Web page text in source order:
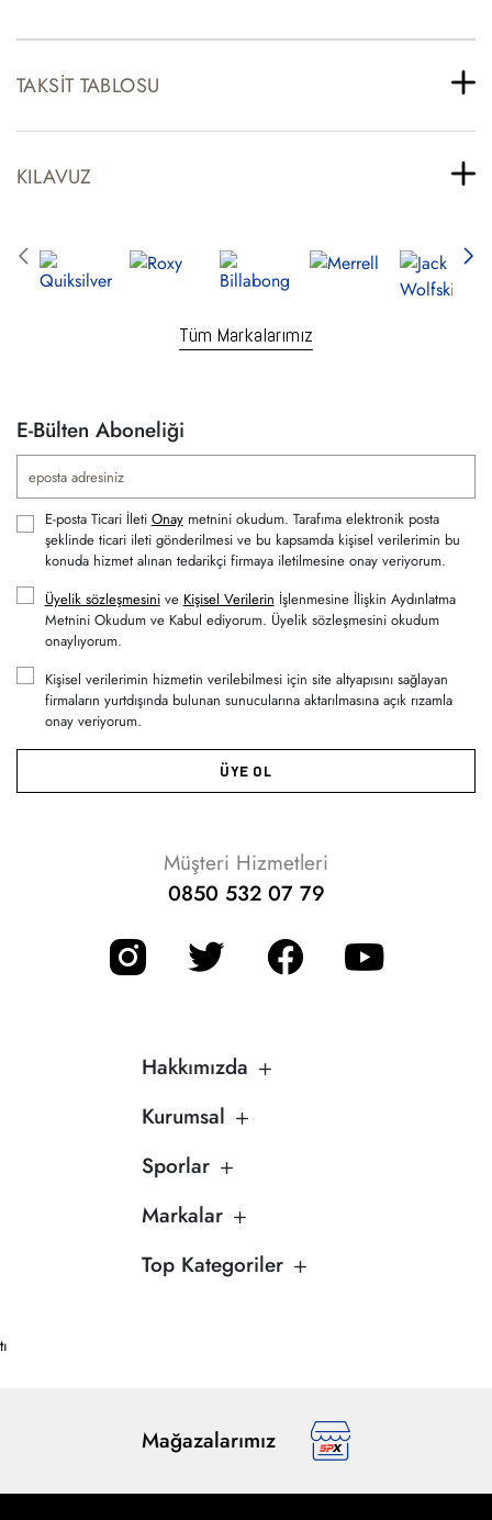
TAKSIT TABLOSU
KILAVUZ
Tüm Markalarımız
E-Bülten Aboneliği
E-posta Ticari İleti Onaymetnini okudum. Tarafıma elektronik posta
şeklinde ticari ileti gönderilmesi ve bu kapsamda kişisel verilerimin bu
konuda hizmet alınan tedarikçi firmaya iletilmesine onay veriyorum.
Üyelik sözleşmesinive Kişisel Verilerin İşlenmesine İlişkin Aydınlatma
Metnini Okudum ve Kabul ediyorum. Üyelik sözleşmesini okudum
onaylıyorum.
Kişisel verilerimin hizmetin verilebilmesi için site altyapısını sağlayan
firmaların yurtdışında bulunan sunucularına aktarılmasına açık rızamla
onay veriyorum.
ÜYE OL
Müşteri Hizmetleri
0850 532 07 79
Hakkımızda
Kurumsal
Sporlar
Markalar
Top Kategoriler
Mağazalarımız